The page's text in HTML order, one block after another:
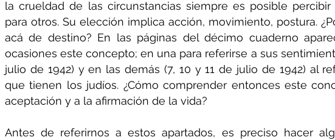
la crueldad de las circunstancias siempre es posible
para otros. Su elección implica acción, movimiento, postura.
acá de destino? En las páginas del décimo cuaderno
ocasiones este concepto; en una para referirse a sus
julio de 1942) y en las demás (7, 10 y 11 de julio de 1942) al
que tienen los judíos. ¿Cómo comprender entonces este
aceptación y a la afirmación de la vida?
Antes de referirnos a estos apartados, es preciso hacer